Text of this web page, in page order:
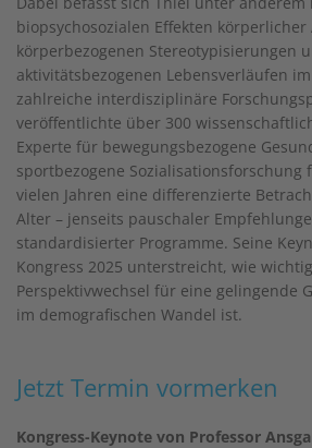
biopsychosozialen Effekten körperlicher
körperbezogenen Stereotypisierungen
aktivitätsbezogenen Lebensverläufen
zahlreiche interdisziplinäre
veröffentlichte über 300
Experte für bewegungsbezogene
sportbezogene Sozialisationsforschung
vielen Jahren eine differenzierte
Alter – jenseits pauschaler
standardisierter Programme. Seine
Kongress 2025 unterstreicht, wie
Perspektivwechsel für eine gelingende
im demografischen Wandel ist.
Jetzt Termin vormerken
Kongress-Keynote von Professor